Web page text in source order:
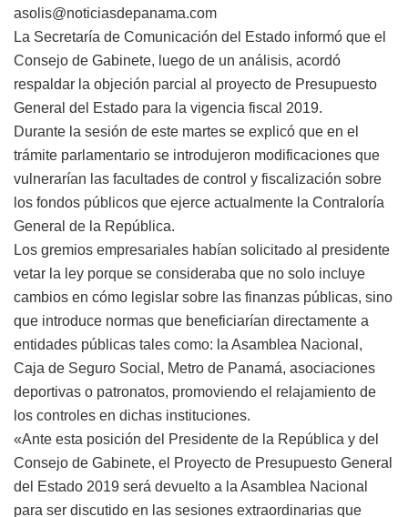
asolis@noticiasdepanama.com
La Secretaría de Comunicación del Estado informó que el
Consejo de Gabinete, luego de un análisis, acordó
respaldar la objeción parcial al proyecto de Presupuesto
General del Estado para la vigencia fiscal 2019.
Durante la sesión de este martes se explicó que en el
trámite parlamentario se introdujeron modificaciones que
vulnerarían las facultades de control y fiscalización sobre
los fondos públicos que ejerce actualmente la Contraloría
General de la República.
Los gremios empresariales habían solicitado al presidente
vetar la ley porque se consideraba que no solo incluye
cambios en cómo legislar sobre las finanzas públicas, sino
que introduce normas que beneficiarían directamente a
entidades públicas tales como: la Asamblea Nacional,
Caja de Seguro Social, Metro de Panamá, asociaciones
deportivas o patronatos, promoviendo el relajamiento de
los controles en dichas instituciones.
«Ante esta posición del Presidente de la República y del
Consejo de Gabinete, el Proyecto de Presupuesto General
del Estado 2019 será devuelto a la Asamblea Nacional
para ser discutido en las sesiones extraordinarias que